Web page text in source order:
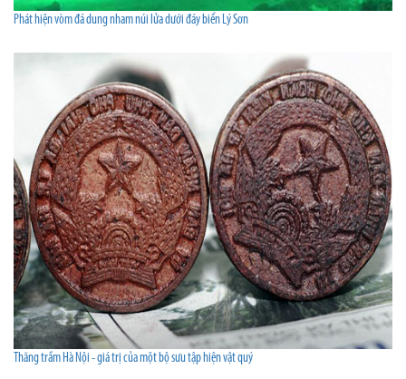
Phát hiện vòm đá dung nham núi lửa dưới đáy biển Lý Sơn
Thăng trầm Hà Nội - giá trị của một bộ sưu tập hiện vật quý